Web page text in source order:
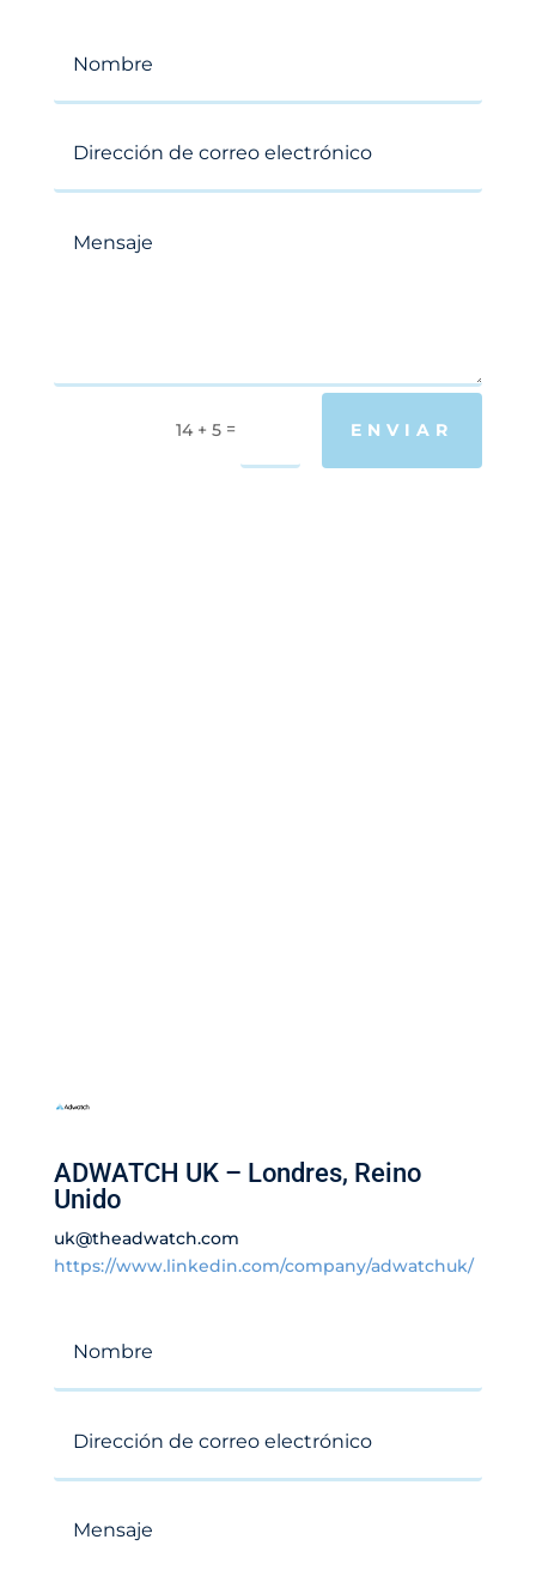
14 + 5 = ENVIAR
ADWATCH UK – Londres, Reino
Unido
uk@theadwatch.com
https://www.linkedin.com/company/adwatchuk/